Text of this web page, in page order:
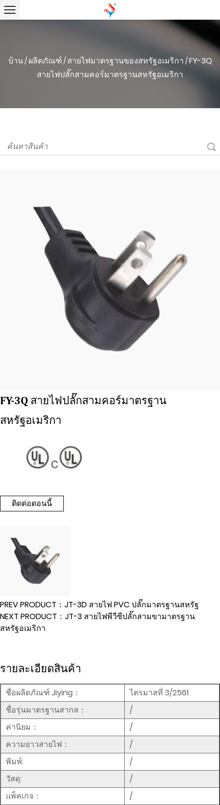
บ้าน/ ผลิตภัณฑ์ / สายไฟมาตรฐานของสหรัฐอเมริกา /FY-3Q
สายไฟปลั๊กสามคอร์มาตรฐานสหรัฐอเมริกา
FY-3Q สายไฟปลั๊กสามคอร์มาตรฐาน
สหรัฐอเมริกา
ติดต่อตอนนี้
PREV PRODUCT：JT-3D สายไฟ PVC ปลั๊กมาตรฐานสหรัฐ
NEXT PRODUCT：JT-3 สายไฟพีวีซีปลั๊กสามขามาตรฐาน
สหรัฐอเมริกา
รายละเอียดสินค้า
ชื่อผลิตภัณฑ์ Jiying：
ไตรมาสที่ 3/2561
ชื่อรุ่นมาตรฐานสากล：
/
ค่านิยม：
/
ความยาวสายไฟ：
/
พิมพ์:
/
วัสดุ:
/
แพ็คเกจ：
/